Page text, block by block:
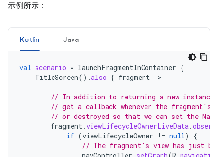
示例所示：
Kotlin Java
val scenario = launchFragmentInContainer {
TitleScreen().also { fragment ->
// In addition to returning a new instance
// get a callback whenever the fragment's
// or destroyed so that we can set the
fragment .viewLifecycleOwnerLiveData .
if (viewLifecycleOwner != null )
{
// The fragment's view has just
navController . setGraph(R .